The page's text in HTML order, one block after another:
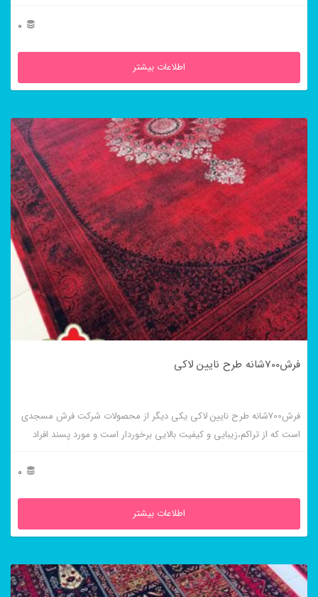
0
اطلاعات بیشتر
فرش700شانه طرح نایین لاکی
فرش700شانه طرح نایین لاکی یکی دیگر از محصولات شرکت فرش مسجدی
است که از تراکم،زیبایی و کیفیت بالایی برخوردار است و مورد پسند افراد
0
اطلاعات بیشتر